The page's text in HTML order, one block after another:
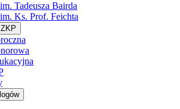
Tadeusza Bairda
Ks. Prof. Feichta